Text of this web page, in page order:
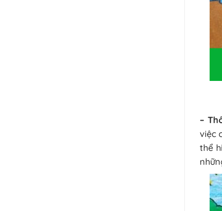
–
việc
thể